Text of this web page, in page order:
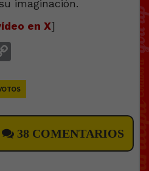
en X]
38 COMENTARIOS